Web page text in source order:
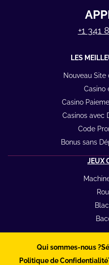
+1 341
LES
Nouveau Site
Casino
Casino
Casinos avec
Code
Bonus sans
JEUX
Qui sommes-nous ?
Politique de Confidentialité